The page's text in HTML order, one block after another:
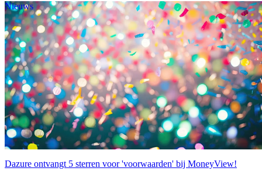
Nieuws
Dazure ontvangt 5 sterren voor 'voorwaarden' bij MoneyView!